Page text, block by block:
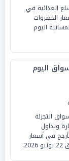
الغذائية في
الخضروات
اليوم
اليوم
التجزئة
وتداول
في أسعار